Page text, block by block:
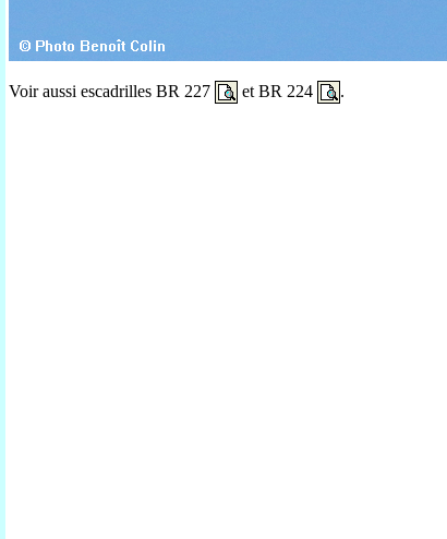
Voir aussi escadrilles BR 227 et BR 224